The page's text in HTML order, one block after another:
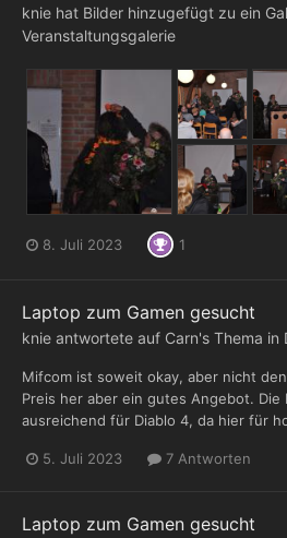
knie hat Bilder hinzugefügt zu ein
Veranstaltungsgalerie
8. Juli 2023 1
Laptop zum Gamen gesucht
knie antwortete auf Carn's Thema in
Mifcom ist soweit okay, aber nicht
Preis her aber ein gutes Angebot. Die
ausreichend für Diablo 4, da hier für
5. Juli 2023 7 Antworten
Laptop zum Gamen gesucht